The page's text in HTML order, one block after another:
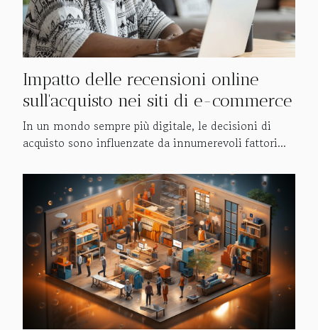
Impatto delle recensioni online
sull'acquisto nei siti di e-commerce
In un mondo sempre più digitale, le decisioni di
acquisto sono influenzate da innumerevoli fattori...